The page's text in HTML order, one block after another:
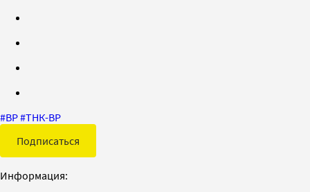
#BP#ТНК-BP
Подписаться
Информация: